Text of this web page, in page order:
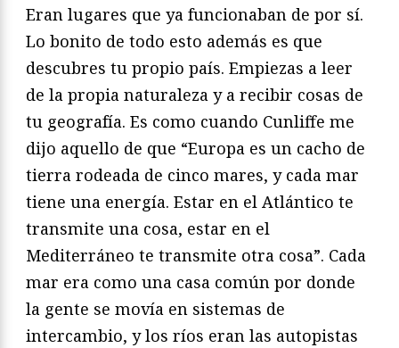
Eran lugares que ya funcionaban de por sí.
Lo bonito de todo esto además es que
descubres tu propio país. Empiezas a leer
de la propia naturaleza y a recibir cosas de
tu geografía. Es como cuando Cunliffe me
dijo aquello de que “Europa es un cacho de
tierra rodeada de cinco mares, y cada mar
tiene una energía. Estar en el Atlántico te
transmite una cosa, estar en el
Mediterráneo te transmite otra cosa”. Cada
mar era como una casa común por donde
la gente se movía en sistemas de
intercambio, y los ríos eran las autopistas